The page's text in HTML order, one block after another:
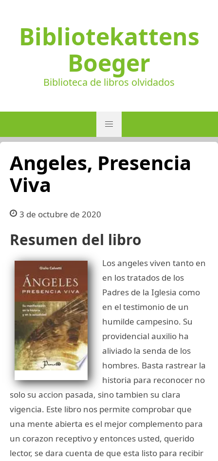
Bibliotekattens
Boeger
Biblioteca de libros olvidados
Angeles, Presencia
Viva
3 de octubre de 2020
Resumen del libro
Los angeles viven tanto en
en los tratados de los
Padres de la Iglesia como
en el testimonio de un
humilde campesino. Su
providencial auxilio ha
aliviado la senda de los
hombres. Basta rastrear la
historia para reconocer no
solo su accion pasada, sino tambien su clara
vigencia. Este libro nos permite comprobar que
una mente abierta es el mejor complemento para
un corazon receptivo y entonces usted, querido
lector, se dara cuenta de que esta listo para recibir